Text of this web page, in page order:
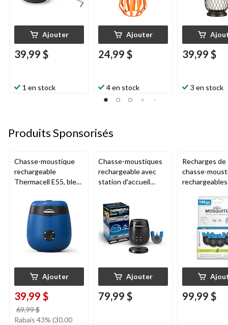
Ajouter
39,99 $
1 en stock
Ajouter
24,99 $
4 en stock
39,99 $
3 en stock
Produits Sponsorisés
Chasse-moustique
rechargeable
Thermacell E55, bleu
Ajouter
39,99 $
69,99 $
était
Rabais 43% (30.00
Chasse-moustiques
rechargeable avec
station d'accueil
charbon
Ajouter
79,99 $
Recharges de
chasse-
rechargeables
heures
99,99 $